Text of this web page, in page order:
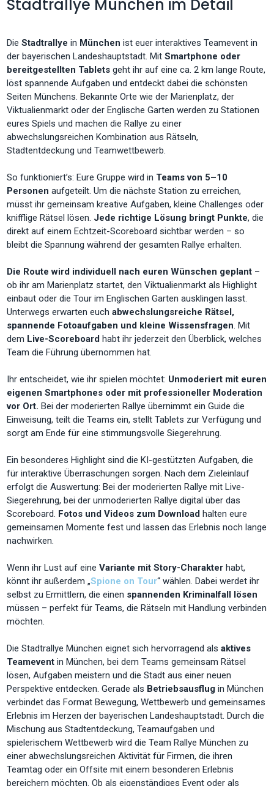
Stadtrallye München im Detail
Die Stadtrallye in Münchenist euer interaktives Teamevent in
der bayerischen Landeshauptstadt. MitSmartphone oder
bereitgestellten Tablets geht ihr auf eine ca. 2 km lange Route,
löst spannende Aufgaben und entdeckt dabei die schönsten
Seiten Münchens. Bekannte Orte wie der Marienplatz, der
Viktualienmarkt oder der Englische Garten werden zu Stationen
eures Spiels und machen die Rallye zu einer
abwechslungsreichen Kombination aus Rätseln,
Stadtentdeckung und Teamwettbewerb.
So funktioniert’s: Eure Gruppe wird in Teams von 5–10
Personen aufgeteilt. Um die nächste Station zu erreichen,
müsst ihr gemeinsam kreative Aufgaben, kleine Challenges oder
knifflige Rätsel lösen. Jede richtige Lösung bringt Punkte, die
direkt auf einem Echtzeit-Scoreboard sichtbar werden – so
bleibt die Spannung während der gesamten Rallye erhalten.
Die Route wird individuell nach euren Wünschen geplant –
ob ihr am Marienplatz startet, den Viktualienmarkt als Highlight
einbaut oder die Tour im Englischen Garten ausklingen lasst.
Unterwegs erwarten euchabwechslungsreiche Rätsel,
spannende Fotoaufgaben und kleine Wissensfragen. Mit
dem Live-Scoreboardhabt ihr jederzeit den Überblick, welches
Team die Führung übernommen hat.
Ihr entscheidet, wie ihr spielen möchtet: Unmoderiert mit euren
eigenen Smartphones oder mit professioneller Moderation
vor Ort.Bei der moderierten Rallye übernimmt ein Guide die
Einweisung, teilt die Teams ein, stellt Tablets zur Verfügung und
sorgt am Ende für eine stimmungsvolle Siegerehrung.
Ein besonderes Highlight sind die KI-gestützten Aufgaben, die
für interaktive Überraschungen sorgen. Nach dem Zieleinlauf
erfolgt die Auswertung: Bei der moderierten Rallye mit Live-
Siegerehrung, bei der unmoderierten Rallye digital über das
Scoreboard. Fotos und Videos zum Download halten eure
gemeinsamen Momente fest und lassen das Erlebnis noch lange
nachwirken.
Wenn ihr Lust auf eineVariante mit Story-Charakterhabt,
könnt ihr außerdem „Spione on Tour“ wählen. Dabei werdet ihr
selbst zu Ermittlern, die einen spannenden Kriminalfall lösen
müssen – perfekt für Teams, die Rätseln mit Handlung verbinden
möchten.
Die Stadtrallye München eignet sich hervorragend alsaktives
Teamevent in München, bei dem Teams gemeinsam Rätsel
lösen, Aufgaben meistern und die Stadt aus einer neuen
Perspektive entdecken. Gerade als Betriebsausflugin München
verbindet das Format Bewegung, Wettbewerb und gemeinsames
Erlebnis im Herzen der bayerischen Landeshauptstadt. Durch die
Mischung aus Stadtentdeckung, Teamaufgaben und
spielerischem Wettbewerb wird die Team Rallye München zu
einer abwechslungsreichen Aktivität für Firmen, die ihren
Teamtag oder ein Offsite mit einem besonderen Erlebnis
bereichern möchten. Ob als eigenständiges Event oder als